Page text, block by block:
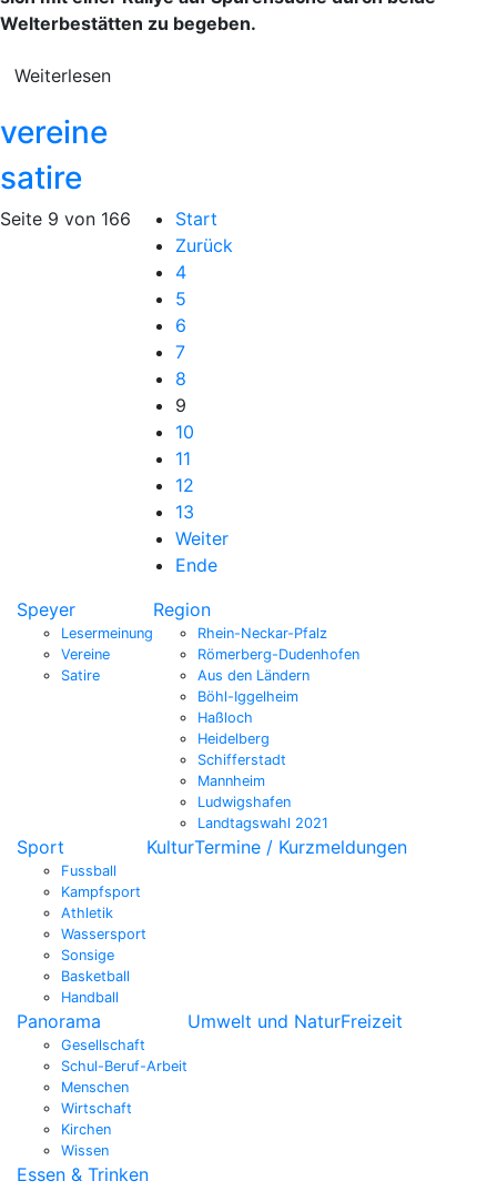
Welterbestätten zu begeben.
Weiterlesen
vereine
satire
Seite 9 von 166
Start
Zurück
4
5
6
7
8
9
10
11
12
13
Weiter
Ende
Speyer
Lesermeinung
Vereine
Satire
Region
Rhein-Neckar-Pfalz
Römerberg-Dudenhofen
Aus den Ländern
Böhl-Iggelheim
Haßloch
Heidelberg
Schifferstadt
Mannheim
Ludwigshafen
Landtagswahl 2021
Sport
Fussball
Kampfsport
Athletik
Wassersport
Sonsige
Basketball
Handball
KulturTermine / Kurzmeldungen
Panorama
Gesellschaft
Schul-Beruf-Arbeit
Menschen
Wirtschaft
Kirchen
Wissen
Umwelt und NaturFreizeit
Essen & Trinken